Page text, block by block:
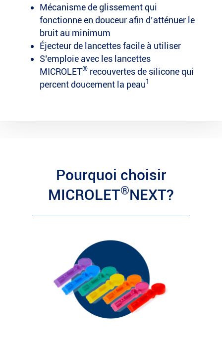
Mécanisme de glissement qui
fonctionne en douceur afin d’atténuer le
bruit au minimum
Éjecteur de lancettes facile à utiliser
S’emploie avec les lancettes
MICROLET® recouvertes de silicone qui
percent doucement la peau1
Pourquoi choisir
MICROLET®NEXT?